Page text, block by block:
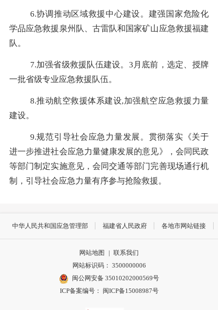
6.协调推动区域救援中心建设。建强国家危险化
学品应急救援泉州队、古雷队和国家矿山应急救援福建
队。
7.加强省级救援队伍建设。3月底前， 选定、授牌
一批省级专业应急救援队伍。
8.推动航空救援体系建设,加强航空应急救援力量
建设。
9.规范引导社会应急力量发展。贯彻落实《关于
进一步推进社会应急力量健康发展的意见》，会同民政
等部门制定实施意见， 会同交通等部门完善现场通行机
制， 引导社会应急力量有序参与抢险救援。
中华人民共和国应急管理部 福建省人民政府 各地市网站链接
网站地图 | 联系我们
网站标识码： 3500000006
闽公网安备 35010202000569号
ICP备案编号： 闽ICP备15008987号